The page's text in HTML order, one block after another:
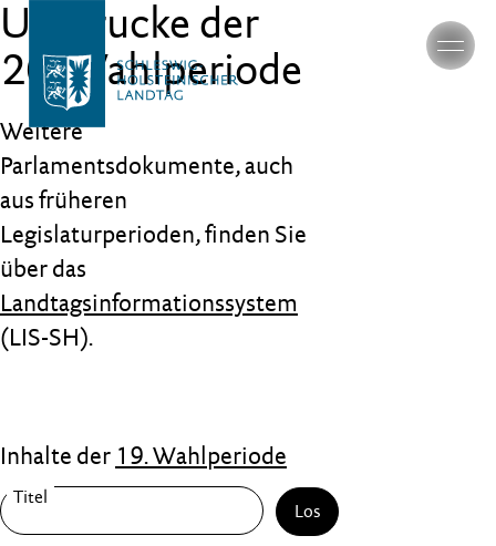
Umdrucke der
20. Wahlperiode
Weitere
Parlamentsdokumente, auch
aus früheren
Legislaturperioden, finden Sie
über das
Landtagsinformationssystem
(LIS-SH).
Inhalte der 19. Wahlperiode
Los